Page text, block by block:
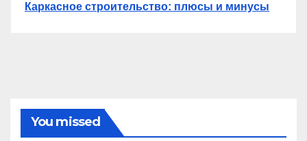
Каркасное строительство: плюсы и минусы
You missed